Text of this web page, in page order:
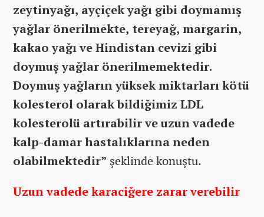
zeytinyağı, ayçiçek yağı gibi doymamış
yağlar önerilmekte, tereyağ, margarin,
kakao yağı ve Hindistan cevizi gibi
doymuş yağlar önerilmemektedir.
Doymuş yağların yüksek miktarları kötü
kolesterol olarak bildiğimiz LDL
kolesterolü artırabilir ve uzun vadede
kalp-damar hastalıklarına neden
olabilmektedir” şeklinde konuştu.
Uzun vadede karaciğere zarar verebilir